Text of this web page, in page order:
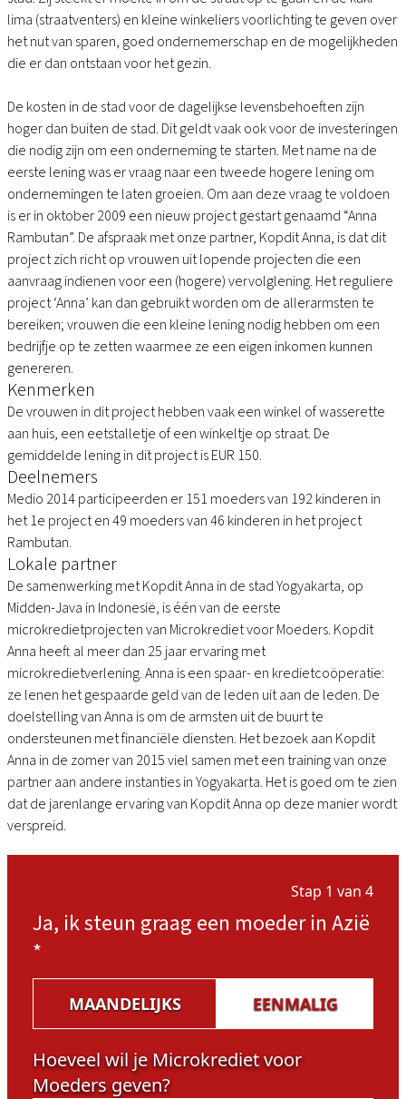
lima (straatventers) en kleine winkeliers voorlichting te geven over
het nut van sparen, goed ondernemerschap en de mogelijkheden
die er dan ontstaan voor het gezin.
De kosten in de stad voor de dagelijkse levensbehoeften zijn
hoger dan buiten de stad. Dit geldt vaak ook voor de investeringen
die nodig zijn om een onderneming te starten. Met name na de
eerste lening was er vraag naar een tweede hogere lening om
ondernemingen te laten groeien. Om aan deze vraag te voldoen
is er in oktober 2009 een nieuw project gestart genaamd “Anna
Rambutan”. De afspraak met onze partner, Kopdit Anna, is dat dit
project zich richt op vrouwen uit lopende projecten die een
aanvraag indienen voor een (hogere) vervolglening. Het reguliere
project ‘Anna’ kan dan gebruikt worden om de allerarmsten te
bereiken; vrouwen die een kleine lening nodig hebben om een
bedrijfje op te zetten waarmee ze een eigen inkomen kunnen
genereren.
Kenmerken
De vrouwen in dit project hebben vaak een winkel of wasserette
aan huis, een eetstalletje of een winkeltje op straat. De
gemiddelde lening in dit project is EUR 150.
Deelnemers
Medio 2014 participeerden er 151 moeders van 192 kinderen in
het 1e project en 49 moeders van 46 kinderen in het project
Rambutan.
Lokale partner
De samenwerking met Kopdit Anna in de stad Yogyakarta, op
Midden-Java in Indonesië, is één van de eerste
microkredietprojecten van Microkrediet voor Moeders. Kopdit
Anna heeft al meer dan 25 jaar ervaring met
microkredietverlening. Anna is een spaar- en kredietcoöperatie:
ze lenen het gespaarde geld van de leden uit aan de leden. De
doelstelling van Anna is om de armsten uit de buurt te
ondersteunen met financiële diensten. Het bezoek aan Kopdit
Anna in de zomer van 2015 viel samen met een training van onze
partner aan andere instanties in Yogyakarta. Het is goed om te zien
dat de jarenlange ervaring van Kopdit Anna op deze manier wordt
verspreid.
Stap 1 van 4
Ja, ik steun graag een moeder in Azië
*
MAANDELIJKS EENMALIG
Hoeveel wil je Microkrediet voor
Moeders geven?